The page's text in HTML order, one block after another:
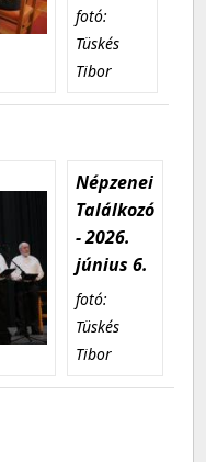
fotó:
Tüskés
Tibor
Népzenei
Találkozó
- 2026.
június 6.
fotó:
Tüskés
Tibor